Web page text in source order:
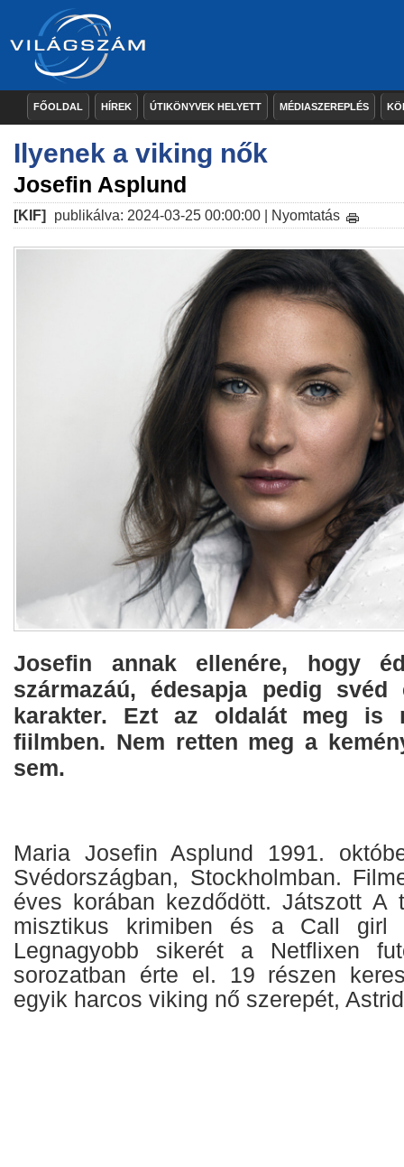
FŐOLDAL HÍREK ÚTIKÖNYVEK HELYETT MÉDIASZEREPLÉS
Ilyenek a viking nők
Josefin Asplund
[KIF] publikálva: 2024-03-25 00:00:00 | Nyomtatás
Josefin annak ellenére, hogy
származáú, édesapja pedig
karakter. Ezt az oldalát meg is
fiilmben. Nem retten meg a
sem.
Maria Josefin Asplund 1991.
Svédországban, Stockholmban.
éves korában kezdődött. Játszott A
misztikus krimiben és a Call girl
Legnagyobb sikerét a Netflixen
sorozatban érte el. 19 részen
egyik harcos viking nő szerepét,